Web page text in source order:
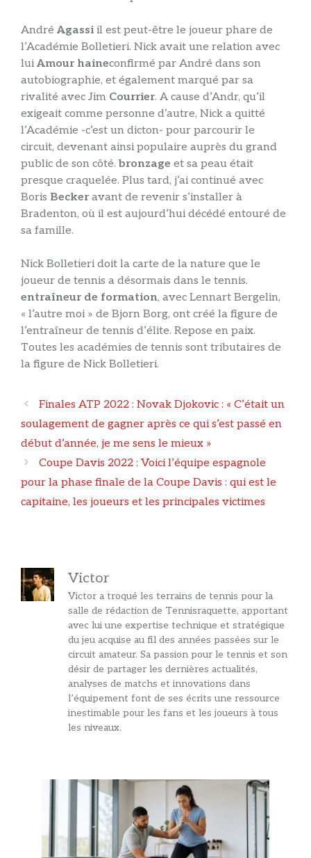
André Agassi il est peut-être le joueur phare de
l’Académie Bolletieri. Nick avait une relation avec
lui Amour haineconfirmé par André dans son
autobiographie, et également marqué par sa
rivalité avec Jim Courrier. A cause d’Andr, qu’il
exigeait comme personne d’autre, Nick a quitté
l’Académie -c’est un dicton- pour parcourir le
circuit, devenant ainsi populaire auprès du grand
public de son côté.bronzage et sa peau était
presque craquelée. Plus tard, j’ai continué avec
Boris Beckeravant de revenir s’installer à
Bradenton, où il est aujourd’hui décédé entouré de
sa famille.
Nick Bolletieri doit la carte de la nature que le
joueur de tennis a désormais dans le tennis.
entraîneur de formation, avec Lennart Bergelin,
« l’autre moi » de Bjorn Borg, ont créé la figure de
l’entraîneur de tennis d’élite. Repose en paix.
Toutes les académies de tennis sont tributaires de
la figure de Nick Bolletieri.
Navigation
des
articles
Finales ATP 2022 : Novak Djokovic : « C’était un
soulagement de gagner après ce qui s’est passé en
début d’année, je me sens le mieux »
Coupe Davis 2022 : Voici l’équipe espagnole
pour la phase finale de la Coupe Davis : qui est le
capitaine, les joueurs et les principales victimes
Victor
Victor a troqué les terrains de tennis pour la
salle de rédaction de Tennisraquette, apportant
avec lui une expertise technique et stratégique
du jeu acquise au fil des années passées sur le
circuit amateur. Sa passion pour le tennis et son
désir de partager les dernières actualités,
analyses de matchs et innovations dans
l’équipement font de ses écrits une ressource
inestimable pour les fans et les joueurs à tous
les niveaux.